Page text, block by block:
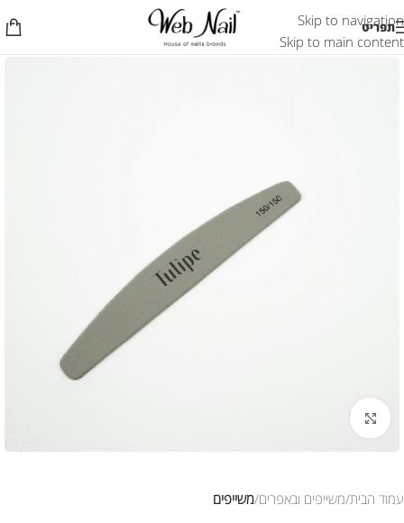
Skip to navigation
Skip to main content
תפריט
אזל המלאי
לחץ להגדלת התמונה
עמוד הבית משייפים ובאפרים משייפים